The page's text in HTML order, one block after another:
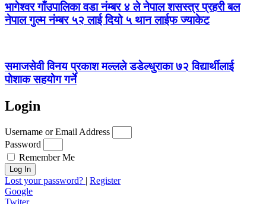
भागेश्वर गाँउपालिका वडा नंम्बर ४ ले नेपाल शसस्त्र प्रहरी बल
नेपाल गुल्म नंम्बर ५२ लाई दियो ५ थान लाईफ ज्याकेट
समाजसेवी विनय प्रकाश मल्लले डडेल्धुराका ७२ विद्यार्थीलाई
पोशाक सहयोग गर्ने
Login
Username or Email Address
Password
Remember Me
Log In
Lost your password? | Register
Google
Twiter